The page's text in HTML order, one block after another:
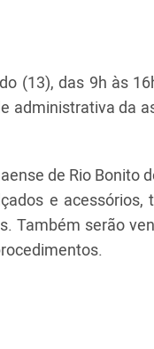
(13), das 9h às
administrativa da
de Rio Bonito
e acessórios,
Também serão